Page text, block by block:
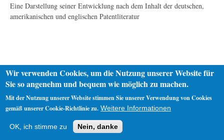
Eine Darstellung seiner Entwicklung nach dem Inhalt der deutschen,
amerikanischen und englischen Patentliteratur
Impressum
Wir verwenden Cookies, um die Nutzung unserer Website für
Sie so angenehm und bequem wie möglich zu machen.
Mit der Nutzung unserer Website stimmen Sie unserer Verwendung von Cookies
gemäß unserer Cookie-Richtlinie zu. Weitere Informationen
OK, ich stimme zu Nein, danke